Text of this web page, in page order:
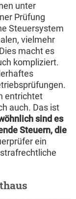
unter
Prüfung
Steuersystem
vielmehr
macht es
kompliziert.
entrichtet
auch. Das ist
sind es
Steuern, die
ein